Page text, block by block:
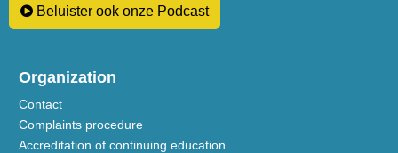
Beluister ook onze Podcast
Organization
Contact
Complaints procedure
Accreditation of continuing education